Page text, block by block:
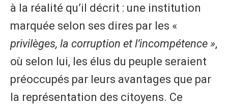
à la réalité qu’il décrit : une institution
marquée selon ses dires par les «
privilèges, la corruption et l’incompétence »,
où selon lui, les élus du peuple seraient
préoccupés par leurs avantages que par
la représentation des citoyens. Ce